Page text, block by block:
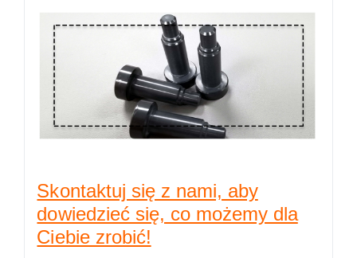
Skontaktuj się z nami, aby
dowiedzieć się, co możemy dla
Ciebie zrobić!